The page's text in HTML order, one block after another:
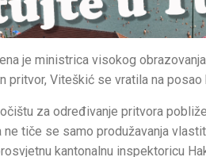
je ministrica visokog
Viteškić se vratila na posao
za određivanje pritvora
tiče se samo produžavanja
kantonalnu inspektoricu